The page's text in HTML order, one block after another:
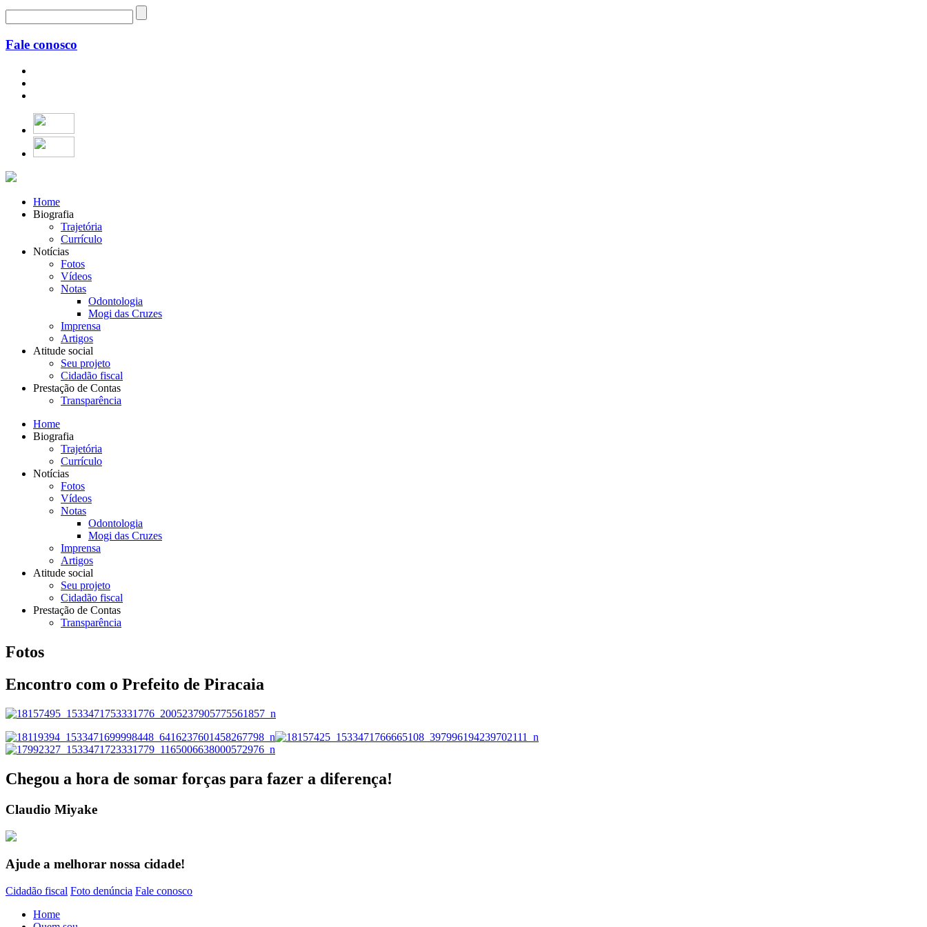
Fale conosco
Home
Biografia
Trajetória
Currículo
Notícias
Fotos
Vídeos
Notas
Odontologia
Mogi das Cruzes
Imprensa
Artigos
Atitude social
Seu projeto
Cidadão fiscal
Prestação de Contas
Transparência
Home
Biografia
Trajetória
Currículo
Notícias
Fotos
Vídeos
Notas
Odontologia
Mogi das Cruzes
Imprensa
Artigos
Atitude social
Seu projeto
Cidadão fiscal
Prestação de Contas
Transparência
Fotos
Encontro com o Prefeito de Piracaia
Chegou a hora de somar forças para fazer a diferença!
Claudio Miyake
Ajude a melhorar nossa cidade!
Cidadão fiscal Foto denúncia Fale conosco
Home